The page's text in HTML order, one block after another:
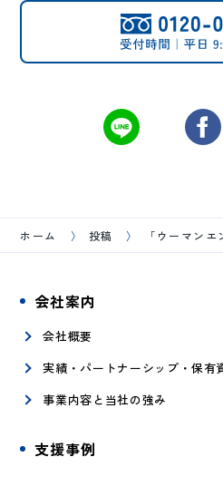
ホーム 投稿 「ウーマン
会社案内
会社概要
実績・パートナーシップ・保有
事業内容と当社の強み
支援事例